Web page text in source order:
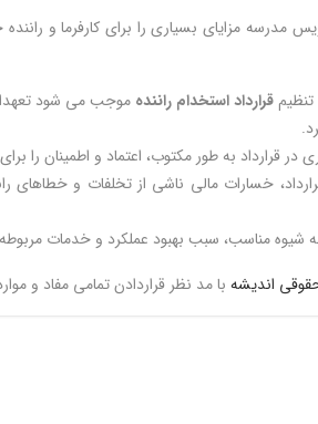
مدرسه مزایای بسیاری را برای کارفرما و
تنظیم قرارداد استخدام راننده موجب می شود
قرارداد به طور مکتوب، اعتماد و اطمینان را
خسارات مالی ناشی از تخلفات و
به شیوه مناسب، سبب بهبود عملکرد و خدمات
اندیشه با مد نظر قراردادن تمامی مفاد و